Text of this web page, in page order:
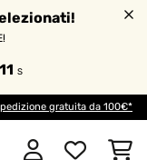
10 S
gratuita da 100€*